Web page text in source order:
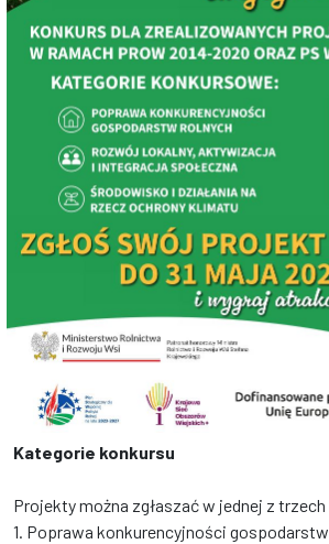
Kategorie konkursu
Projekty można zgłaszać w jednej z
1. Poprawa konkurencyjności